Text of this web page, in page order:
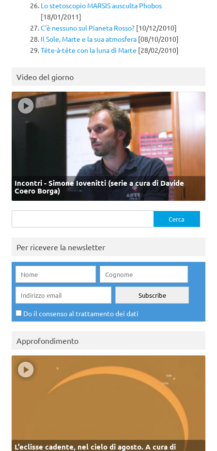
Lo stetoscopio MARSIS ausculta Phobos
[18/01/2011]
C’è nessuno sul Pianeta Rosso? [10/12/2010]
Il Sole, Marte e la sua atmosfera [08/10/2010]
Tête-à-tête con la luna di Marte [28/02/2010]
Video del giorno
Incontri - Simone Iovenitti (serie a cura di Davide
Coero Borga)
per:
Per ricevere la newsletter
Do il consenso al trattamento dei dati
Approfondimento
L’eclisse cadente, nel cielo di agosto. A cura di